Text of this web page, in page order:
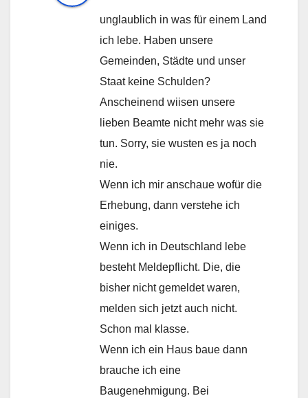
unglaublich in was für einem Land
ich lebe. Haben unsere
Gemeinden, Städte und unser
Staat keine Schulden?
Anscheinend wiisen unsere
lieben Beamte nicht mehr was sie
tun. Sorry, sie wusten es ja noch
nie.
Wenn ich mir anschaue wofür die
Erhebung, dann verstehe ich
einiges.
Wenn ich in Deutschland lebe
besteht Meldepflicht. Die, die
bisher nicht gemeldet waren,
melden sich jetzt auch nicht.
Schon mal klasse.
Wenn ich ein Haus baue dann
brauche ich eine
Baugenehmigung. Bei